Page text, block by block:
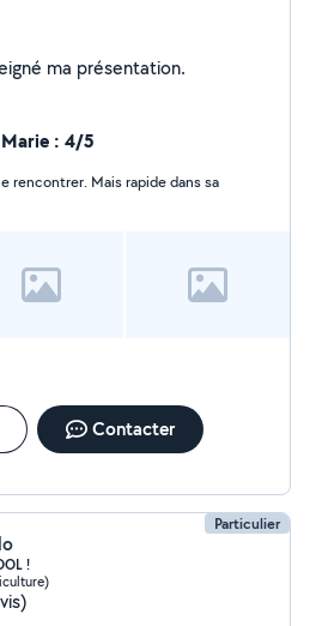
Je n'ai pas encore renseigné ma présentation.
: 4/5
rencontrer. Mais rapide dans sa
Contacter
Particulier
!